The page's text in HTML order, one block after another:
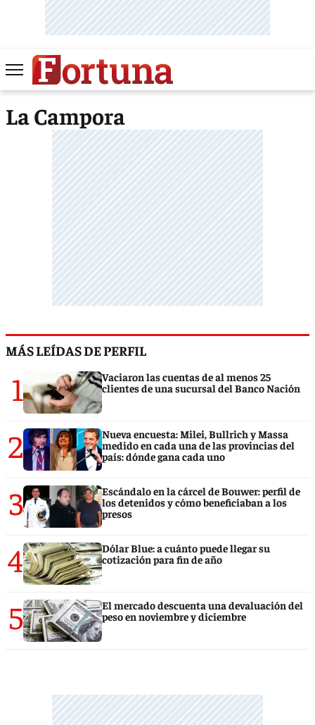
La Campora
MÁS LEÍDAS DE PERFIL
1
Vaciaron las cuentas de al menos 25
clientes de una sucursal del Banco Nación
2
Nueva encuesta: Milei, Bullrich y Massa
medido en cada una de las provincias del
país: dónde gana cada uno
3
Escándalo en la cárcel de Bouwer: perfil de
los detenidos y cómo beneficiaban a los
presos
4
Dólar Blue: a cuánto puede llegar su
cotización para fin de año
5
El mercado descuenta una devaluación del
peso en noviembre y diciembre